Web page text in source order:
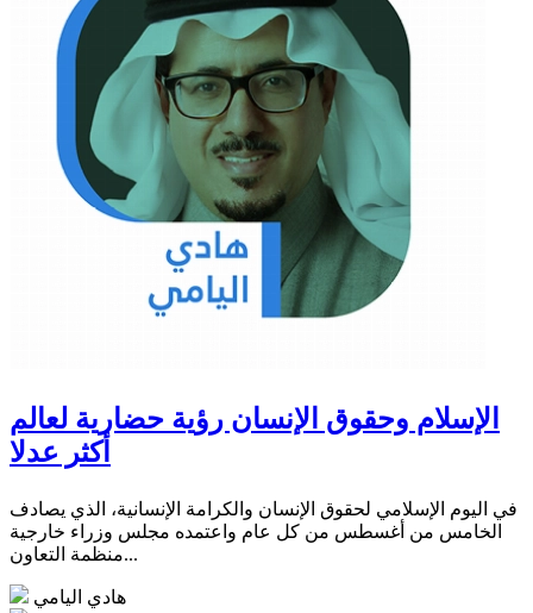
الإسلام وحقوق الإنسان رؤية حضارية لعالم
أكثر عدلا
في اليوم الإسلامي لحقوق الإنسان والكرامة الإنسانية، الذي يصادف
الخامس من أغسطس من كل عام واعتمده مجلس وزراء خارجية
منظمة التعاون...
هادي اليامي